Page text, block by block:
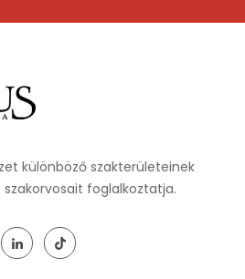
különböző szakterületeinek
foglalkoztatja.